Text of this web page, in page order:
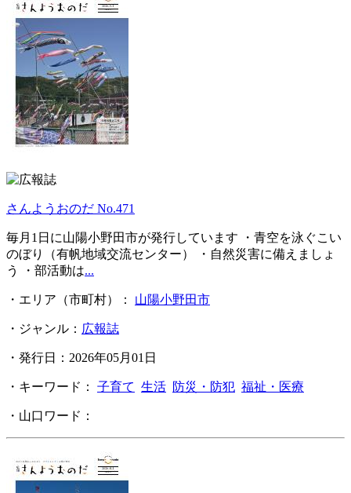
さんようおのだ No.471
毎月1日に山陽小野田市が発行しています ・青空を泳ぐこい
のぼり（有帆地域交流センター） ・自然災害に備えましょ
う ・部活動は...
・エリア（市町村）： 山陽小野田市
・ジャンル： 広報誌
・発行日：2026年05月01日
・キーワード： 子育て 生活 防災・防犯 福祉・医療
・山口ワード：